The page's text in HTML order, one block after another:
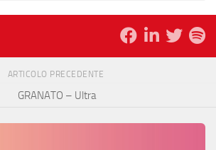
ARTICOLO PRECEDENTE
GRANATO – Ultra